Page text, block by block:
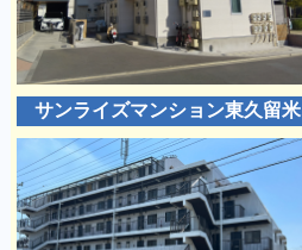
サンライズマンション東久留米